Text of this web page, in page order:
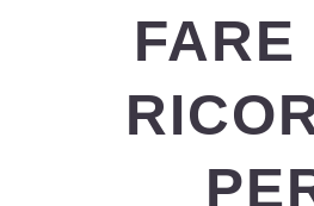
FARE